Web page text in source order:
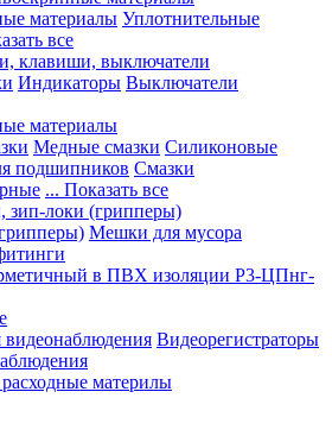
материалы Уплотнительные
все
клавиши, выключатели
Индикаторы Выключатели
материалы
Медные смазки Силиконовые
подшипников Смазки
... Показать все
зип-локи (грипперы)
Мешки для мусора
в ПВХ изоляции Р3-ЦПнг-
Видеорегистраторы
материлы